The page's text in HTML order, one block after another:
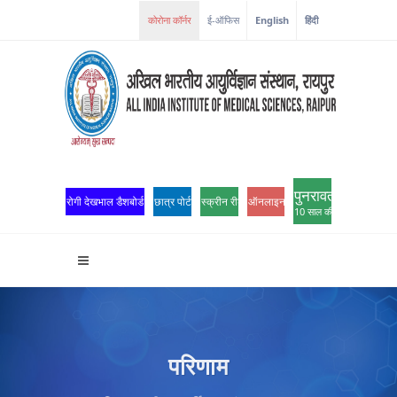
ई-ऑफिस English हिंदी
रोगी देखभाल डैशबोर्ड छात्र पोर्टल स्क्रीन रीडर एक्सेसऑनलाइन ओपीडी पंजीकरण
पुनरावर्तन
10 साल की उत्कृष्टता
परिणाम